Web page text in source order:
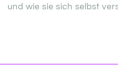
und wie sie sich selbst